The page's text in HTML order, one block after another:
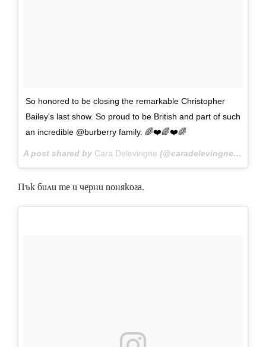
So honored to be closing the remarkable Christopher
Bailey's last show. So proud to be British and part of such
an incredible @burberry family. 🌈❤️🌈❤️🌈
A post shared by Cara Delevingne (@caradelevingne) on
Пък били те и черни понякога.